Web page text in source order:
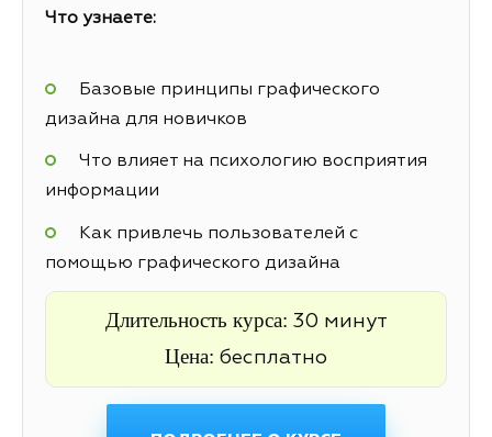
Что узнаете:
Базовые принципы графического
дизайна для новичков
Что влияет на психологию восприятия
информации
Как привлечь пользователей с
помощью графического дизайна
Длительность курса: 30 минут
Цена: бесплатно